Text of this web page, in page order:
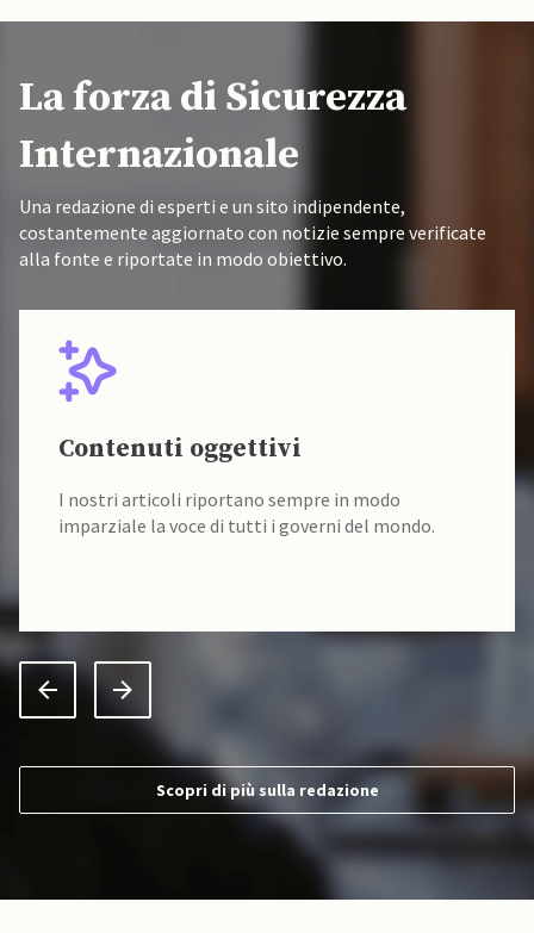
La forza di Sicurezza
Internazionale
Una redazione di esperti e un sito indipendente,
costantemente aggiornato con notizie sempre verificate
alla fonte e riportate in modo obiettivo.
Contenuti oggettivi
I nostri articoli riportano sempre in modo
imparziale la voce di tutti i governi del mondo.
Scopri di più sulla redazione